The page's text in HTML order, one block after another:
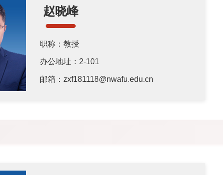
赵晓峰
职称：教授
办公地址：2-101
邮箱：zxf181118@nwafu.edu.cn